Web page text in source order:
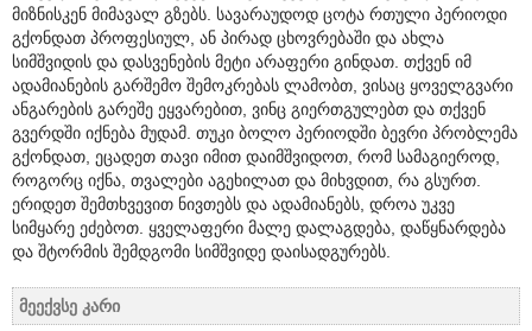
მიზნისკენ მიმავალ გზებს. სავარაუდოდ ცოტა რთული პერიოდი
გქონდათ პროფესიულ, ან პირად ცხოვრებაში და ახლა
სიმშვიდის და დასვენების მეტი არაფერი გინდათ. თქვენ იმ
ადამიანების გარშემო შემოკრებას ლამობთ, ვისაც ყოველგვარი
ანგარების გარეშე ეყვარებით, ვინც გიერთგულებთ და თქვენ
გვერდში იქნება მუდამ. თუკი ბოლო პერიოდში ბევრი პრობლემა
გქონდათ, ეცადეთ თავი იმით დაიმშვიდოთ, რომ სამაგიეროდ,
როგორც იქნა, თვალები აგეხილათ და მიხვდით, რა გსურთ.
ერიდეთ შემთხვევით ნივთებს და ადამიანებს, დროა უკვე
სიმყარე ეძებოთ. ყველაფერი მალე დალაგდება, დაწყნარდება
და შტორმის შემდგომი სიმშვიდე დაისადგურებს.
მეექვსე კარი